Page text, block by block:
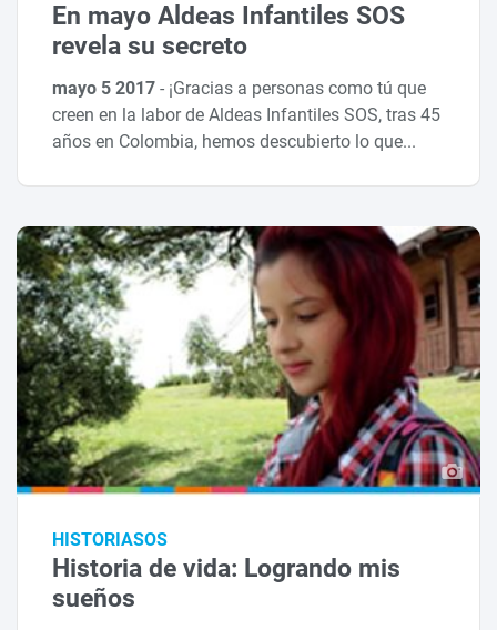
En mayo Aldeas Infantiles SOS
revela su secreto
mayo 5 2017- ¡Gracias a personas como tú que
creen en la labor de Aldeas Infantiles SOS, tras 45
años en Colombia, hemos descubierto lo que...
HISTORIASOS
Historia de vida: Logrando mis
sueños